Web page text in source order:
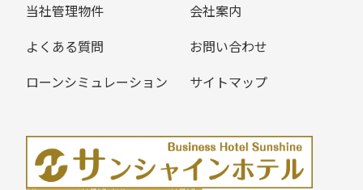
当社管理物件
会社案内
よくある質問
お問い合わせ
ローンシミュレーション
サイトマップ